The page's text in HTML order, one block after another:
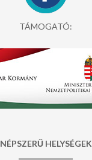
TÁMOGATÓ:
NÉPSZERŰ HELYSÉGEK